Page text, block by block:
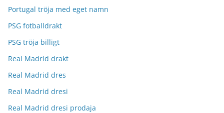
Portugal tröja med eget namn
PSG fotballdrakt
PSG tröja billigt
Real Madrid drakt
Real Madrid dres
Real Madrid dresi
Real Madrid dresi prodaja